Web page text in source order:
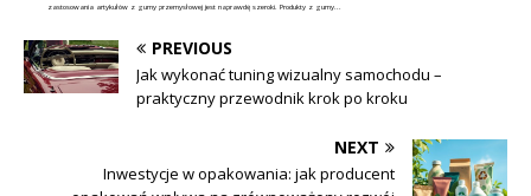
zastosowania artykułów z gumy przemysłowej jest naprawdę szeroki. Produkty z gumy...
PREVIOUS
Jak wykonać tuning wizualny samochodu –
praktyczny przewodnik krok po kroku
NEXT
Inwestycje w opakowania: jak producent